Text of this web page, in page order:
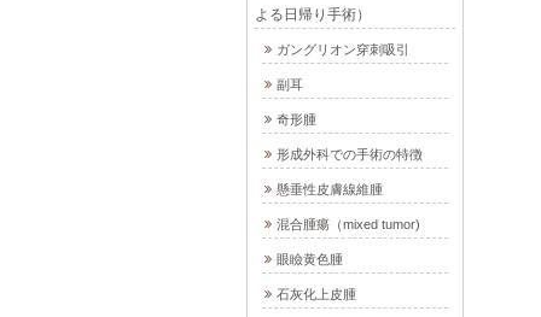
よる日帰り手術）
ガングリオン穿刺吸引
副耳
奇形腫
形成外科での手術の特徴
懸垂性皮膚線維腫
混合腫瘍（mixed tumor)
眼瞼黄色腫
石灰化上皮腫